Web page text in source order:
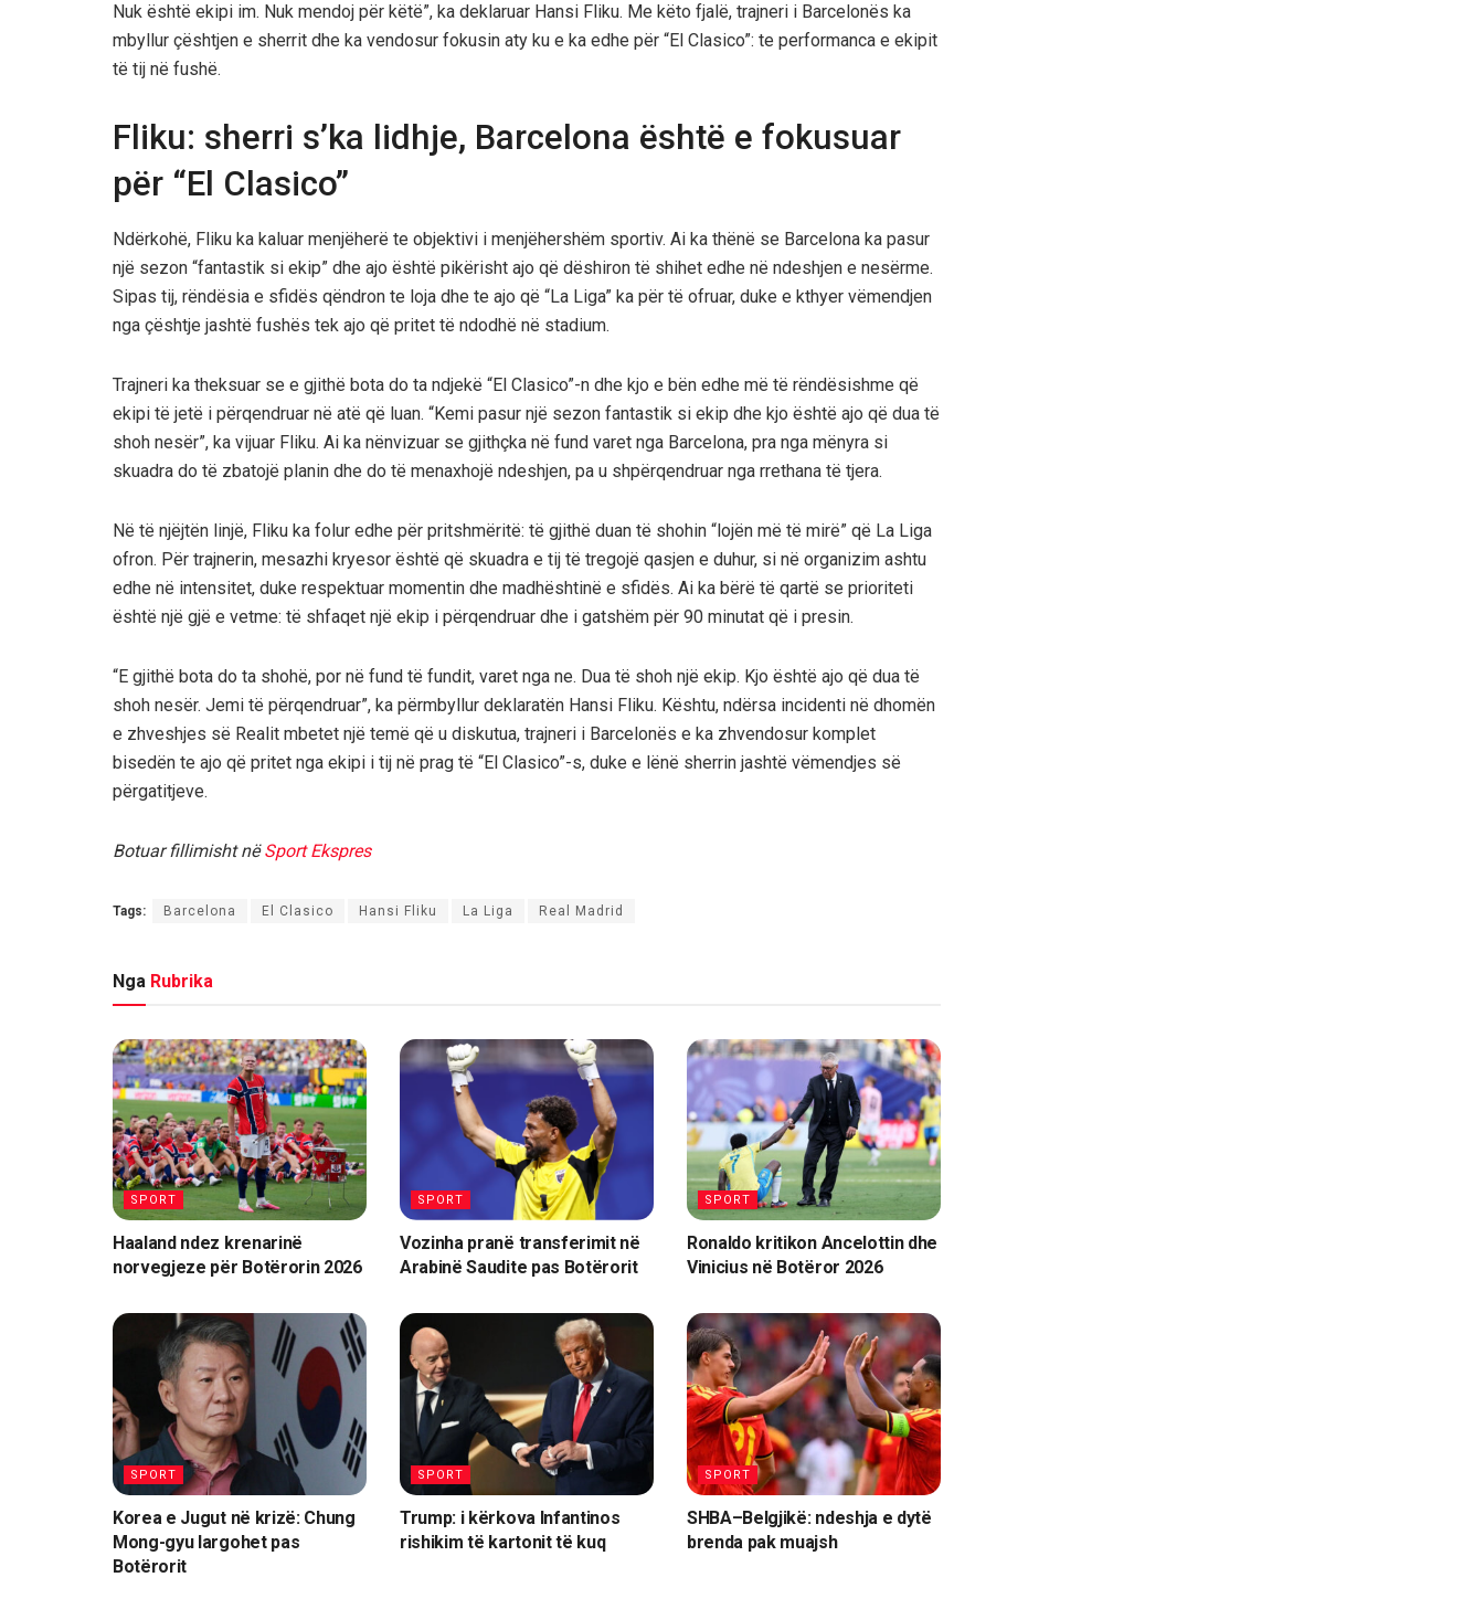
Nuk është ekipi im. Nuk mendoj për këtë”, ka deklaruar Hansi Fliku. Me këto fjalë, trajneri i Barcelonës ka
mbyllur çështjen e sherrit dhe ka vendosur fokusin aty ku e ka edhe për “El Clasico”: te performanca e ekipit
të tij në fushë.
Fliku: sherri s’ka lidhje, Barcelona është e fokusuar
për “El Clasico”
Ndërkohë, Fliku ka kaluar menjëherë te objektivi i menjëhershëm sportiv. Ai ka thënë se Barcelona ka pasur
një sezon “fantastik si ekip” dhe ajo është pikërisht ajo që dëshiron të shihet edhe në ndeshjen e nesërme.
Sipas tij, rëndësia e sfidës qëndron te loja dhe te ajo që “La Liga” ka për të ofruar, duke e kthyer vëmendjen
nga çështje jashtë fushës tek ajo që pritet të ndodhë në stadium.
Trajneri ka theksuar se e gjithë bota do ta ndjekë “El Clasico”-n dhe kjo e bën edhe më të rëndësishme që
ekipi të jetë i përqendruar në atë që luan. “Kemi pasur një sezon fantastik si ekip dhe kjo është ajo që dua të
shoh nesër”, ka vijuar Fliku. Ai ka nënvizuar se gjithçka në fund varet nga Barcelona, pra nga mënyra si
skuadra do të zbatojë planin dhe do të menaxhojë ndeshjen, pa u shpërqendruar nga rrethana të tjera.
Në të njëjtën linjë, Fliku ka folur edhe për pritshmëritë: të gjithë duan të shohin “lojën më të mirë” që La Liga
ofron. Për trajnerin, mesazhi kryesor është që skuadra e tij të tregojë qasjen e duhur, si në organizim ashtu
edhe në intensitet, duke respektuar momentin dhe madhështinë e sfidës. Ai ka bërë të qartë se prioriteti
është një gjë e vetme: të shfaqet një ekip i përqendruar dhe i gatshëm për 90 minutat që i presin.
“E gjithë bota do ta shohë, por në fund të fundit, varet nga ne. Dua të shoh një ekip. Kjo është ajo që dua të
shoh nesër. Jemi të përqendruar”, ka përmbyllur deklaratën Hansi Fliku. Kështu, ndërsa incidenti në dhomën
e zhveshjes së Realit mbetet një temë që u diskutua, trajneri i Barcelonës e ka zhvendosur komplet
bisedën te ajo që pritet nga ekipi i tij në prag të “El Clasico”-s, duke e lënë sherrin jashtë vëmendjes së
përgatitjeve.
Botuar fillimisht nëSport Ekspres
Tags: Barcelona El Clasico Hansi Fliku La Liga Real Madrid
Nga Rubrika
SPORT
Haaland ndez krenarinë
norvegjeze për Botërorin 2026
SPORT
Vozinha pranë transferimit në
Arabinë Saudite pas Botërorit
SPORT
Ronaldo kritikon Ancelottin dhe
Vinicius në Botëror 2026
SPORT
Korea e Jugut në krizë: Chung
Mong-gyu largohet pas
Botërorit
SPORT
Trump: i kërkova Infantinos
rishikim të kartonit të kuq
SPORT
SHBA–Belgjikë: ndeshja e dytë
brenda pak muajsh